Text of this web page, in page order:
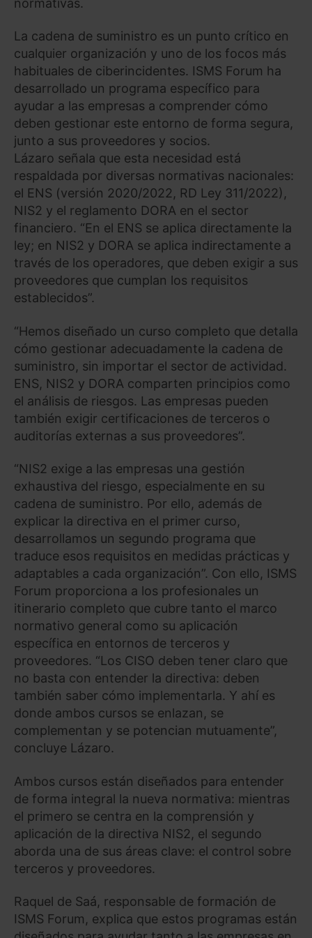
normativas.
La cadena de suministro es un punto crítico en
cualquier organización y uno de los focos más
habituales de ciberincidentes. ISMS Forum ha
desarrollado un programa específico para
ayudar a las empresas a comprender cómo
deben gestionar este entorno de forma segura,
junto a sus proveedores y socios.
Lázaro señala que esta necesidad está
respaldada por diversas normativas nacionales:
el ENS (versión 2020/2022, RD Ley 311/2022),
NIS2 y el reglamento DORA en el sector
financiero. “En el ENS se aplica directamente la
ley; en NIS2 y DORA se aplica indirectamente a
través de los operadores, que deben exigir a sus
proveedores que cumplan los requisitos
establecidos”.
“Hemos diseñado un curso completo que detalla
cómo gestionar adecuadamente la cadena de
suministro, sin importar el sector de actividad.
ENS, NIS2 y DORA comparten principios como
el análisis de riesgos. Las empresas pueden
también exigir certificaciones de terceros o
auditorías externas a sus proveedores”.
“NIS2 exige a las empresas una gestión
exhaustiva del riesgo, especialmente en su
cadena de suministro. Por ello, además de
explicar la directiva en el primer curso,
desarrollamos un segundo programa que
traduce esos requisitos en medidas prácticas y
adaptables a cada organización”. Con ello, ISMS
Forum proporciona a los profesionales un
itinerario completo que cubre tanto el marco
normativo general como su aplicación
específica en entornos de terceros y
proveedores. “Los CISO deben tener claro que
no basta con entender la directiva: deben
también saber cómo implementarla. Y ahí es
donde ambos cursos se enlazan, se
complementan y se potencian mutuamente”,
concluye Lázaro.
Ambos cursos están diseñados para entender
de forma integral la nueva normativa: mientras
el primero se centra en la comprensión y
aplicación de la directiva NIS2, el segundo
aborda una de sus áreas clave: el control sobre
terceros y proveedores.
Raquel de Saá, responsable de formación de
ISMS Forum, explica que estos programas están